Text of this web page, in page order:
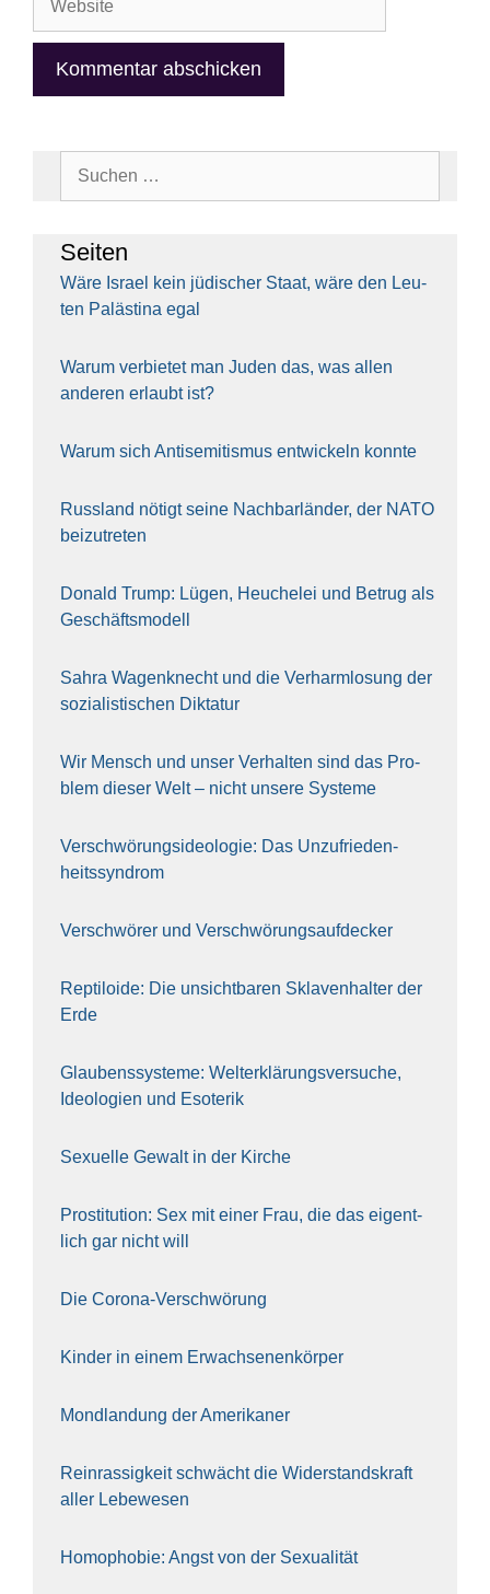
Sei­ten
Wäre Isra­el kein jüdi­scher Staat, wäre den Leu­
ten Paläs­ti­na egal
War­um ver­bie­tet man Juden das, was allen
ande­ren erlaubt ist?
War­um sich Anti­se­mi­tis­mus ent­wi­ckeln konn­te
Russ­land nötigt sei­ne Nach­bar­län­der, der NATO
bei­zu­tre­ten
Donald Trump: Lügen, Heu­che­lei und Betrug als
Geschäfts­mo­dell
Sahra Wagen­knecht und die Ver­harm­lo­sung der
sozia­lis­ti­schen Dik­ta­tur
Wir Mensch und unser Ver­hal­ten sind das Pro­
blem die­ser Welt – nicht unse­re Sys‍te‍me
Ver­schwö­rungs­ideo­lo­gie: Das Unzufrieden­
heitssyndrom
Ver­schwö­rer und Verschwörungs­aufdecker
Rep­ti­lo­ide: Die unsicht­ba­ren Skla­ven­hal­ter der
Erde
Glau­bens­sys­te­me: Welt­erklä­rungs­ver­su­che,
Ideo­lo­gien und Eso­te­rik
Sexu­el­le Gewalt in der Kir­che
Pro­sti­tu­ti­on: Sex mit einer Frau, die das eigent­
lich gar nicht will
Die Coro­na-Ver­schwö­rung
Kin­der in einem Erwach­se­nen­kör­per
Mond­lan­dung der Ame­ri­ka­ner
Rein­ras­sig­keit schwächt die Wider­stands­kraft
aller Lebe­we­sen
Homo­pho­bie: Angst von der Sexua­li­tät